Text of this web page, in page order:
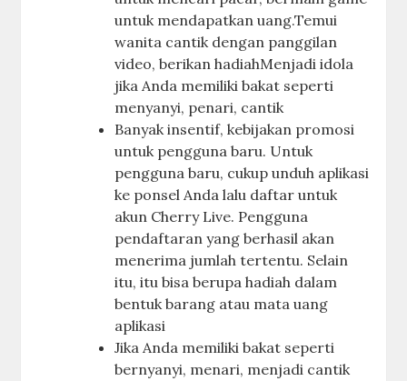
untuk mendapatkan uang.Temui
wanita cantik dengan panggilan
video, berikan hadiahMenjadi idola
jika Anda memiliki bakat seperti
menyanyi, penari, cantik
Banyak insentif, kebijakan promosi
untuk pengguna baru. Untuk
pengguna baru, cukup unduh aplikasi
ke ponsel Anda lalu daftar untuk
akun Cherry Live. Pengguna
pendaftaran yang berhasil akan
menerima jumlah tertentu. Selain
itu, itu bisa berupa hadiah dalam
bentuk barang atau mata uang
aplikasi
Jika Anda memiliki bakat seperti
bernyanyi, menari, menjadi cantik